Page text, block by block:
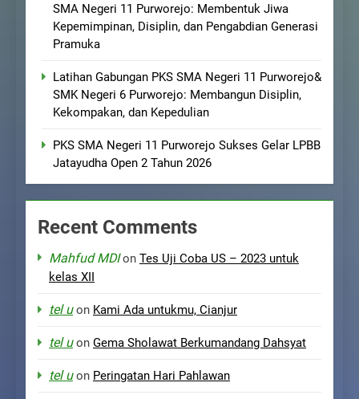
SMA Negeri 11 Purworejo: Membentuk Jiwa
Kepemimpinan, Disiplin, dan Pengabdian Generasi
Pramuka
Latihan Gabungan PKS SMA Negeri 11 Purworejo&
SMK Negeri 6 Purworejo: Membangun Disiplin,
Kekompakan, dan Kepedulian
PKS SMA Negeri 11 Purworejo Sukses Gelar LPBB
Jatayudha Open 2 Tahun 2026
Recent Comments
Mahfud MDIon Tes Uji Coba US – 2023 untuk
kelas XII
tel uon Kami Ada untukmu, Cianjur
tel uon Gema Sholawat Berkumandang Dahsyat
tel uon Peringatan Hari Pahlawan